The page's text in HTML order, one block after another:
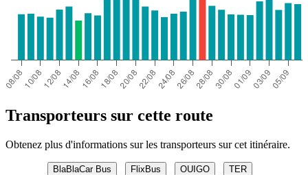
Transporteurs sur cette route
Obtenez plus d'informations sur les transporteurs sur cet itinéraire.
BlaBlaCar Bus FlixBus OUIGO TER